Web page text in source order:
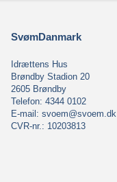
SvømDanmark
Idrættens Hus
Brøndby Stadion 20
2605 Brøndby
Telefon: 4344 0102
E-mail: svoem@svoem.dk
CVR-nr.: 10203813